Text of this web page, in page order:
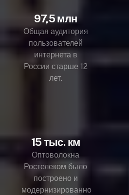
97,5 млн
Общая аудитория
пользователей
интернета в
России старше 12
лет.
15 тыс. км
Оптоволокна
Ростелеком было
построено и
модернизированно